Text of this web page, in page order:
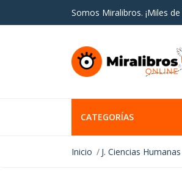
Somos Miralibros. ¡Miles
CATEGORÍAS
Inicio J. Ciencias Humanas